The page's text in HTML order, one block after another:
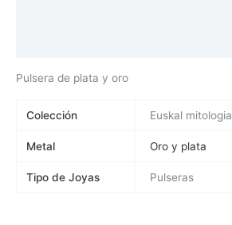
Pulsera de plata y oro
Colección Euskal mitologia
Metal Oro y plata
Tipo de Joyas Pulseras